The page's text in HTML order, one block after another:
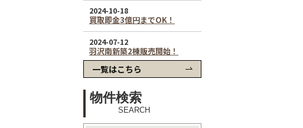
一覧はこちら
物件検索
SEARCH